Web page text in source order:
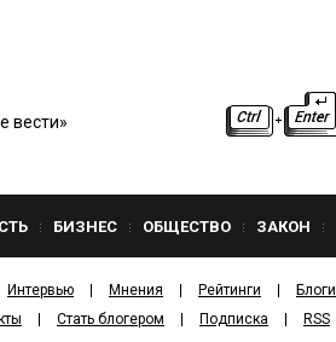
вести»
БИЗНЕС ОБЩЕСТВО ЗАКОН
Интервью Мнения Рейтинги Блоги
Стать блогером Подписка RSS